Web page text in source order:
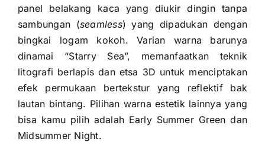
panel belakang kaca yang diukir dingin tanpa
sambungan (seamless) yang dipadukan dengan
bingkai logam kokoh. Varian warna barunya
dinamai “Starry Sea”, memanfaatkan teknik
litografi berlapis dan etsa 3D untuk menciptakan
efek permukaan bertekstur yang reflektif bak
lautan bintang. Pilihan warna estetik lainnya yang
bisa kamu pilih adalah Early Summer Green dan
Midsummer Night.